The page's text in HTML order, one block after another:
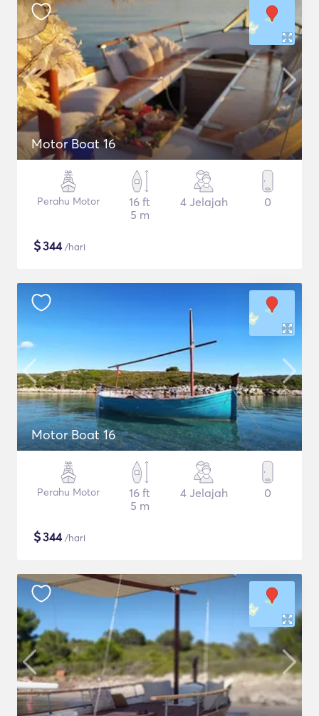
Motor Boat 16
Perahu Motor
16 ft
5 m
4 Jelajah 0
$344/hari
Motor Boat 16
Perahu Motor
16 ft
5 m
4 Jelajah 0
$344/hari